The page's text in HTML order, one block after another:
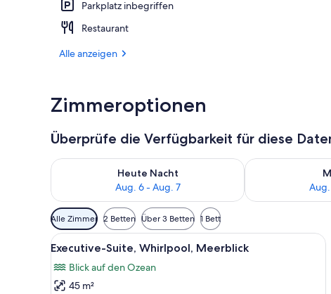
Parkplatz inbegriffen
Restaurant
Alle anzeigen
Zimmeroptionen
Überprüfe die Verfügbarkeit für diese
Heute Nacht
Aug. 6 - Aug. 7
Überprüfe die Verfügbarkeit für heute Nacht, Aug. 6 -
Überprüfe die
Verfügbare
Filter
für
Alle Zimmer 2 Betten Über 3 Betten 1 Bett
Alle
Fotos
für
Executive-
Ein ordentlich bezogenes Bett
11
Executive-Suite, Whirlpool, Meerblick
Blick auf den Ozean
45 m²